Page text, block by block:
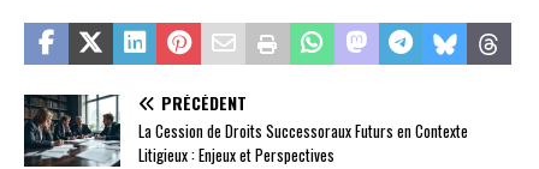
PRÉCÉDENT
La Cession de Droits Successoraux Futurs en Contexte
Litigieux : Enjeux et Perspectives